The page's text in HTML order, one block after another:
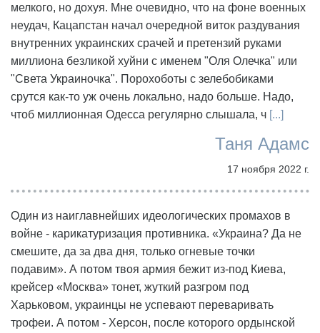
мелкого, но дохуя. Мне очевидно, что на фоне военных
неудач, Кацапстан начал очередной виток раздувания
внутренних украинских срачей и претензий руками
миллиона безликой хуйни с именем "Оля Олечка" или
"Света Украиночка". Порохоботы с зелебобиками
срутся как-то уж очень локально, надо больше. Надо,
чтоб миллионная Одесса регулярно слышала, ч [...]
Таня Адамс
17 ноября 2022 г.
Один из наиглавнейших идеологических промахов в
войне - карикатуризация противника. «Украина? Да не
смешите, да за два дня, только огневые точки
подавим». А потом твоя армия бежит из-под Киева,
крейсер «Москва» тонет, жуткий разгром под
Харьковом, украинцы не успевают переваривать
трофеи. А потом - Херсон, после которого ордынской